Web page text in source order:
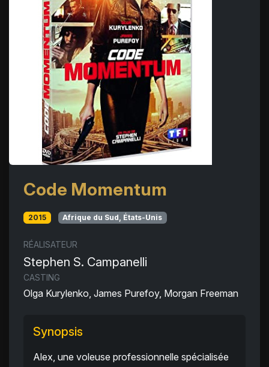
Code Momentum
2015 Afrique du Sud, États-Unis
RÉALISATEUR
Stephen S. Campanelli
CASTING
Olga Kurylenko, James Purefoy, Morgan Freeman
Synopsis
Alex, une voleuse professionnelle spécialisée